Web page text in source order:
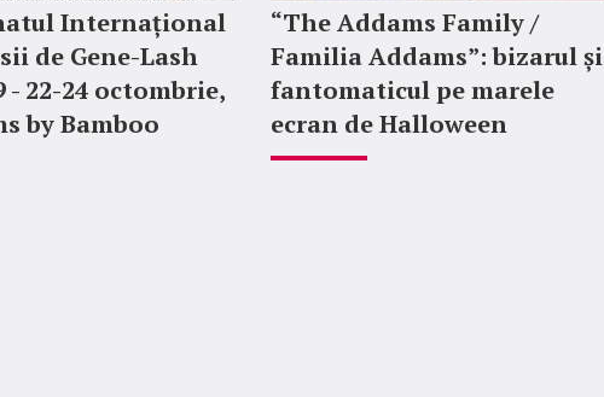
Internațional
de Gene-Lash
- 22-24 octombrie,
by Bamboo
“The Addams Family /
Familia Addams”: bizarul și
fantomaticul pe marele
ecran de Halloween